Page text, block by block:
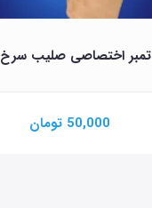
تمبر اختصاصی صلیب سرخ 2
50,000 تومان